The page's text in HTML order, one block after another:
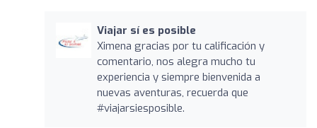
Viajar sí es posible
Ximena gracias por tu calificación y
comentario, nos alegra mucho tu
experiencia y siempre bienvenida a
nuevas aventuras, recuerda que
#viajarsiesposible.